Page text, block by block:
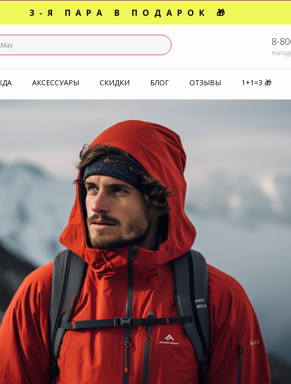
3-Я ПАРА В ПОДАРОК 🎁
РАЗМЕРЫ ОТ 1500₽⚡️ 8-
АКСЕССУАРЫ СКИДКИ БЛОГ ОТЗЫВЫ 1+1=3 🎁